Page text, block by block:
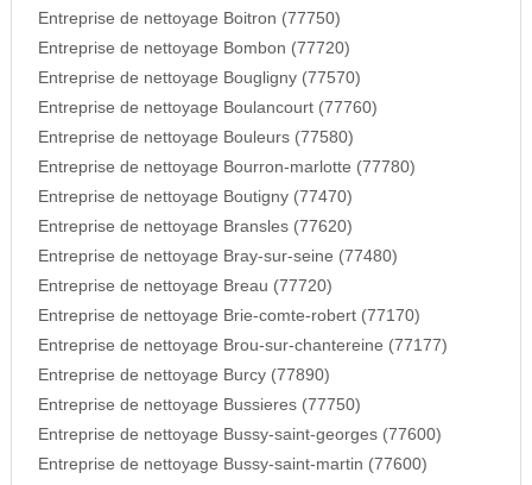
Entreprise de nettoyage Boitron (77750)
Entreprise de nettoyage Bombon (77720)
Entreprise de nettoyage Bougligny (77570)
Entreprise de nettoyage Boulancourt (77760)
Entreprise de nettoyage Bouleurs (77580)
Entreprise de nettoyage Bourron-marlotte (77780)
Entreprise de nettoyage Boutigny (77470)
Entreprise de nettoyage Bransles (77620)
Entreprise de nettoyage Bray-sur-seine (77480)
Entreprise de nettoyage Breau (77720)
Entreprise de nettoyage Brie-comte-robert (77170)
Entreprise de nettoyage Brou-sur-chantereine (77177)
Entreprise de nettoyage Burcy (77890)
Entreprise de nettoyage Bussieres (77750)
Entreprise de nettoyage Bussy-saint-georges (77600)
Entreprise de nettoyage Bussy-saint-martin (77600)